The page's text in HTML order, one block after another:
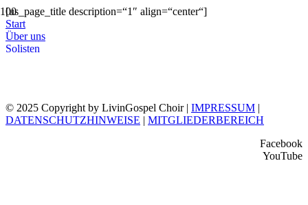
[us_page_title description=“1″ align=“center“]
Start
Über uns
Solisten
© 2025 Copyright by LivinGospel Choir | IMPRESSUM |
DATENSCHUTZHINWEISE | MITGLIEDERBEREICH
Facebook
YouTube